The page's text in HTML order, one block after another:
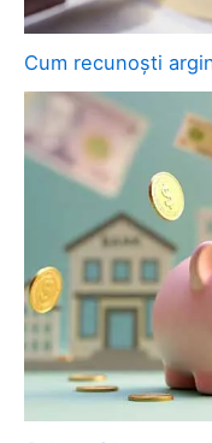
Cum recunoști